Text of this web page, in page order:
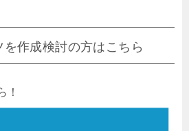
作成検討の方はこちら
！